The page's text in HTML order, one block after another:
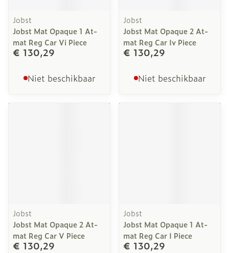
Jobst
Jobst Mat Opaque 1 At-
mat Reg Car Vi Piece
€ 130,29
Niet beschikbaar
Jobst
Jobst Mat Opaque 2 At-
mat Reg Car Iv Piece
€ 130,29
Niet beschikbaar
Jobst
Jobst Mat Opaque 2 At-
mat Reg Car V Piece
€ 130,29
Jobst
Jobst Mat Opaque 1 At-
mat Reg Car I Piece
€ 130,29